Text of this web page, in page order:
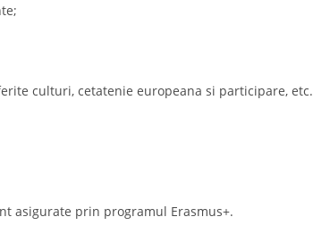
culturi, cetatenie europeana si participare, etc.
asigurate prin programul Erasmus+.